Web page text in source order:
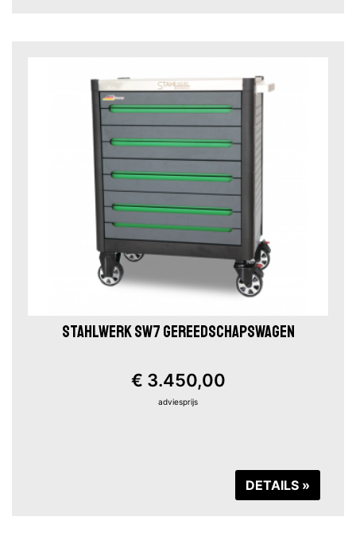
STAHLWERK SW7 GEREEDSCHAPSWAGEN
€ 3.450,00
adviesprijs
DETAILS »